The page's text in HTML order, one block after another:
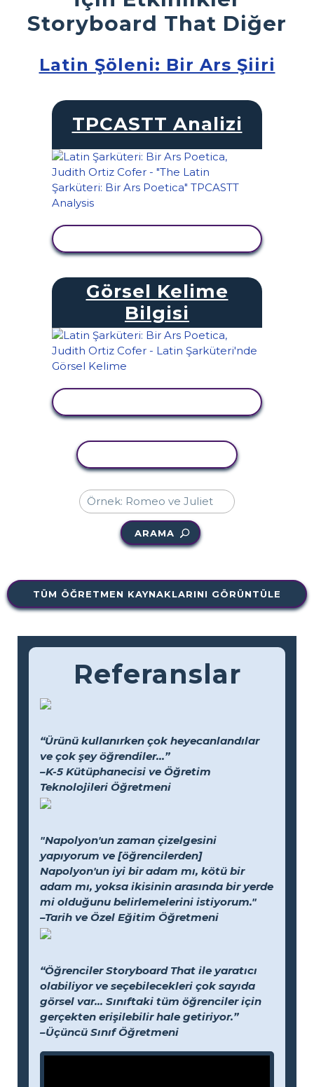
Storyboard That Diğer
Latin Şöleni: Bir Ars Şiiri
TPCASTT Analizi
Görsel Kelime
Bilgisi
ARAMA
TÜM ÖĞRETMEN KAYNAKLARINI GÖRÜNTÜLE
Referanslar
“Ürünü kullanırken çok heyecanlandılar
ve çok şey öğrendiler...”
–K-5 Kütüphanecisi ve Öğretim
Teknolojileri Öğretmeni
"Napolyon'un zaman çizelgesini
yapıyorum ve [öğrencilerden]
Napolyon'un iyi bir adam mı, kötü bir
adam mı, yoksa ikisinin arasında bir yerde
mi olduğunu belirlemelerini istiyorum."
–Tarih ve Özel Eğitim Öğretmeni
“Öğrenciler Storyboard That ile yaratıcı
olabiliyor ve seçebilecekleri çok sayıda
görsel var... Sınıftaki tüm öğrenciler için
gerçekten erişilebilir hale getiriyor.”
–Üçüncü Sınıf Öğretmeni